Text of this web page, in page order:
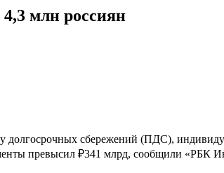
млн россиян
сбережений (ПДС),
превысил ₽341 млрд, сообщили «РБК